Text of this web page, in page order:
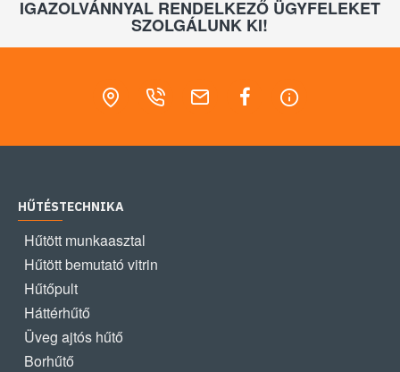
IGAZOLVÁNNYAL RENDELKEZŐ ÜGYFELEKET
SZOLGÁLUNK KI!
HŰTÉSTECHNIKA
Hűtött munkaasztal
Hűtött bemutató vitrin
Hűtőpult
Háttérhűtő
Üveg ajtós hűtő
Borhűtő